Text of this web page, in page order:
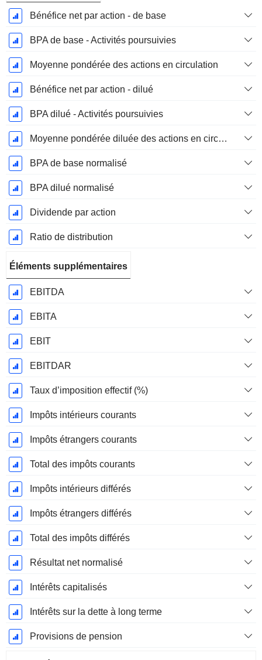
Bénéfice net par action - de base
BPA de base - Activités poursuivies
Moyenne pondérée des actions en circulation
Bénéfice net par action - dilué
BPA dilué - Activités poursuivies
Moyenne pondérée diluée des actions en circulation
BPA de base normalisé
BPA dilué normalisé
Dividende par action
Ratio de distribution
Éléments supplémentaires
EBITDA
EBITA
EBIT
EBITDAR
Taux d’imposition effectif (%)
Impôts intérieurs courants
Impôts étrangers courants
Total des impôts courants
Impôts intérieurs différés
Impôts étrangers différés
Total des impôts différés
Résultat net normalisé
Intérêts capitalisés
Intérêts sur la dette à long terme
Provisions de pension